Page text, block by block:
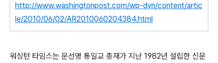
http://www.washingtonpost.com/wp-dyn/content/artic
le/2010/06/02/AR2010060204384.html
워싱턴 타임스는 문선명 통일교 총재가 지난 1982년 설립한 신문